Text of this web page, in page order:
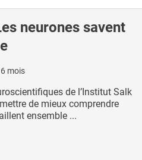
neurones savent
mois
de l’Institut Salk
de mieux comprendre
ensemble ...